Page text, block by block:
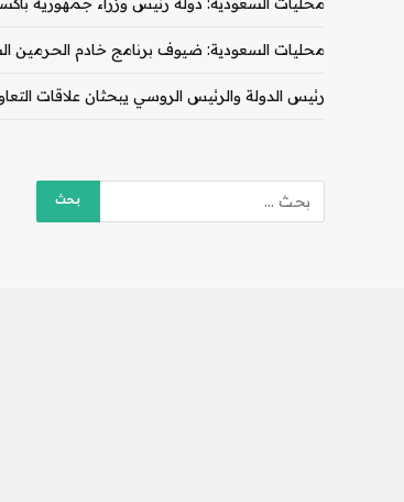
محليات السعودية: ضيوف برنامج خادم الحرمين
رئيس الدولة والرئيس الروسي يبحثان علاقات